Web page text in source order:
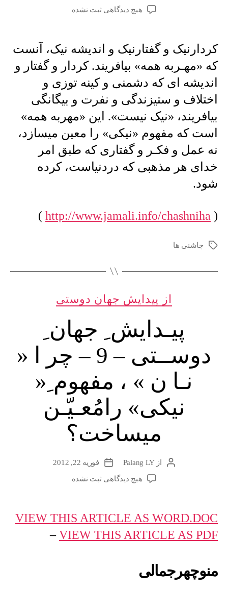
نوشته
هیچ دیدگاهیبرای
و
اندیشه
نیک،
آنست
که
همه»
بیافریند
…
ثبت نشده
کردارنیک و گفتارنیک و اندیشه نیک، آنست
که «مهـربه همه» بیافریند. کردار و گفتار و
اندیشه ای که دشمنی و کینه توزی و
اختلاف و ستیزندگی و نفرت و بیگانگی
بیافریند، «نیک نیست». این «مهربه همه»
است که مفهوم «نیکی» را معین میسازد،
نه عمل و فکـر و گفتاری که طبق امر
خدای هر مذهبی که دردنیاست، کرده
شود.
(
http://www.jamali.info/chashniha
)
برچسب‌هاچاشنی ها
دسته‌ها
از پیدایش جهان دوستی
پیـدایش ِ جهان ِ
دوســتی – 9 – چر ا «
نـا ن » ، مفهوم ِ«
نیکی» رامُعـیّـن
میساخت؟
نویسندهٔ
نوشته
ازPalang LY
تاریخفوریه 22, 2012
هیچ دیدگاهیبرای
ِ
دوســتی
ثبت نشده
VIEW THIS ARTICLE AS WORD.DOC
–VIEW THIS ARTICLE AS PDF
منوچهرجمالی